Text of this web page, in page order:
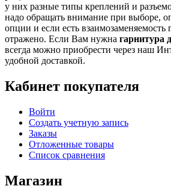
у них разные типы креплений и
надо обращать внимание при выборе,
опции и если есть взаимозаменяемость
отражено. Если Вам нужна гарнитура
всегда можно приобрести через наш
удобной доставкой.
Кабинет покупателя
Войти
Создать учетную запись
Заказы
Отложенные товары
Список сравнения
Магазин